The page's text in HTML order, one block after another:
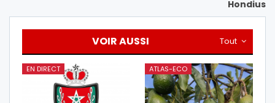
Hondius
Tout
VOIR AUSSI
EN DIRECT ATLAS-ECO